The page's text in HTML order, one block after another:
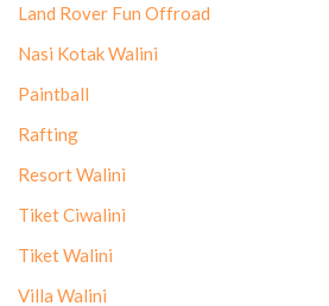
Land Rover Fun Offroad
Nasi Kotak Walini
Paintball
Rafting
Resort Walini
Tiket Ciwalini
Tiket Walini
Villa Walini